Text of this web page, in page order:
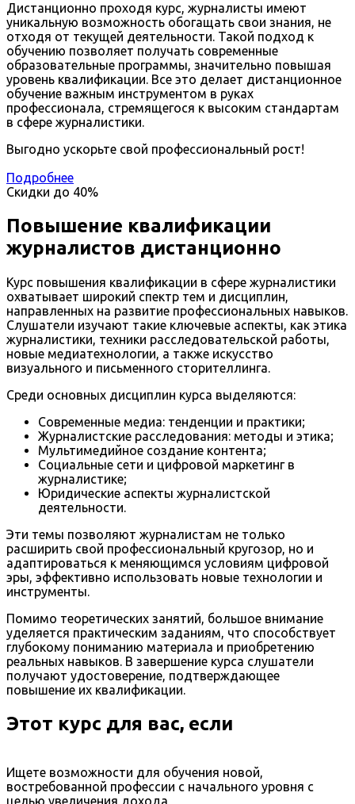
Дистанционно проходя курс, журналисты имеют
уникальную возможность обогащать свои знания, не
отходя от текущей деятельности. Такой подход к
обучению позволяет получать современные
образовательные программы, значительно повышая
уровень квалификации. Все это делает дистанционное
обучение важным инструментом в руках
профессионала, стремящегося к высоким стандартам
в сфере журналистики.
Выгодно ускорьте свой профессиональный рост!
Подробнее
Скидки до 40%
Повышение квалификации
журналистов дистанционно
Курс повышения квалификации в сфере журналистики
охватывает широкий спектр тем и дисциплин,
направленных на развитие профессиональных навыков.
Слушатели изучают такие ключевые аспекты, как этика
журналистики, техники расследовательской работы,
новые медиатехнологии, а также искусство
визуального и письменного сторителлинга.
Среди основных дисциплин курса выделяются:
Современные медиа: тенденции и практики;
Журналистские расследования: методы и этика;
Мультимедийное создание контента;
Социальные сети и цифровой маркетинг в
журналистике;
Юридические аспекты журналистской
деятельности.
Эти темы позволяют журналистам не только
расширить свой профессиональный кругозор, но и
адаптироваться к меняющимся условиям цифровой
эры, эффективно использовать новые технологии и
инструменты.
Помимо теоретических занятий, большое внимание
уделяется практическим заданиям, что способствует
глубокому пониманию материала и приобретению
реальных навыков. В завершение курса слушатели
получают удостоверение, подтверждающее
повышение их квалификации.
Этот курс для вас, если
Ищете возможности для обучения новой,
востребованной профессии с начального уровня с
целью увеличения дохода